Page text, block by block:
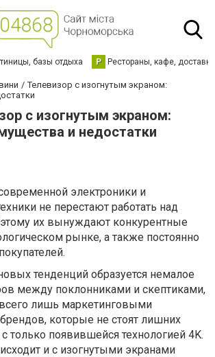
базы отдыха Р Рестораны, кафе,
Телевизор с изогнутым экраном:
с изогнутым экраном:
и недостатки
электроники и
не перестают работать над
их вынуждают конкурентные
рынке, а также постоянно
тенденций образуется немалое
между поклонниками и скептиками,
лишь маркетинговыми
которые не стоят лишних
только появившейcя технологией 4K.
и с изогнутыми экранами